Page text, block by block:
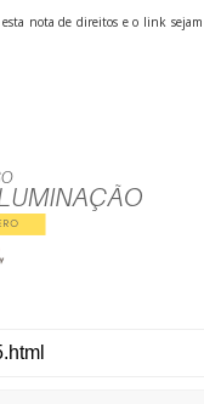
nota de direitos e o link sejam